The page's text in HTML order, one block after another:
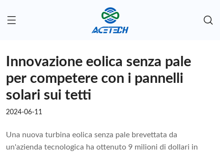
Innovazione eolica senza pale
per competere con i pannelli
solari sui tetti
2024-06-11
Una nuova turbina eolica senza pale brevettata da
un'azienda tecnologica ha ottenuto 9 milioni di dollari in